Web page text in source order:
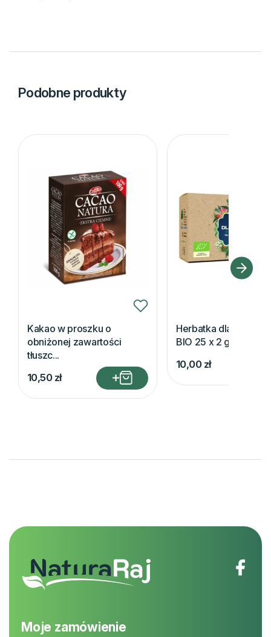
Podobne produkty
Kakao w proszku o
obniżonej zawartości
tłuszc...
10,50 zł
Herbatka dla
BIO 25 x 2
10,00 zł
Moje zamówienie